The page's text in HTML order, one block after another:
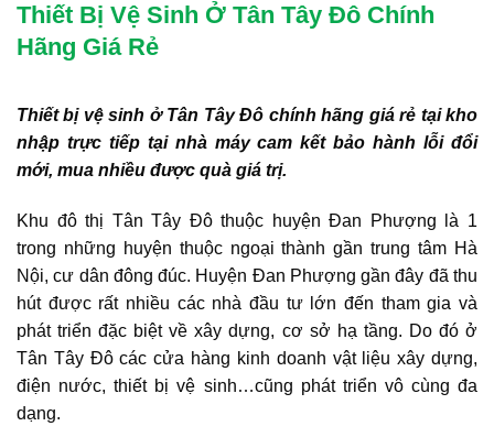
Thiết Bị Vệ Sinh Ở Tân Tây Đô Chính
Hãng Giá Rẻ
Thiết bị vệ sinh ở Tân Tây Đô chính hãng giá rẻ tại kho
nhập trực tiếp tại nhà máy cam kết bảo hành lỗi đổi
mới, mua nhiều được quà giá trị.
Khu đô thị Tân Tây Đô thuộc huyện Đan Phượng là 1
trong những huyện thuộc ngoại thành gần trung tâm Hà
Nội, cư dân đông đúc. Huyện Đan Phượng gần đây đã thu
hút được rất nhiều các nhà đầu tư lớn đến tham gia và
phát triển đặc biệt về xây dựng, cơ sở hạ tầng. Do đó ở
Tân Tây Đô các cửa hàng kinh doanh vật liệu xây dựng,
điện nước, thiết bị vệ sinh…cũng phát triển vô cùng đa
dạng.